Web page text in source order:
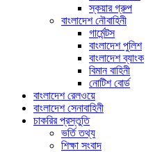
স্কয়ার গ্রুপ
বাংলাদেশ নৌবাহিনী
গার্মেন্টস
বাংলাদেশ পুলিশ
বাংলাদেশ ব্যাংক
বিমান বাহিনী
নোটিশ বোর্ড
বাংলাদেশ রেলওয়ে
বাংলাদেশ সেনাবাহিনী
চাকরির প্রস্তুতি
ভর্তি তথ্য
শিক্ষা সংবাদ